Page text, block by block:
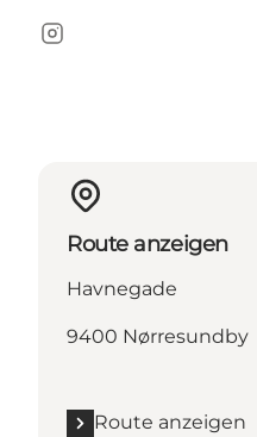
Instagram
Route anzeigen
Havnegade
9400 Nørresundby
Route anzeigen